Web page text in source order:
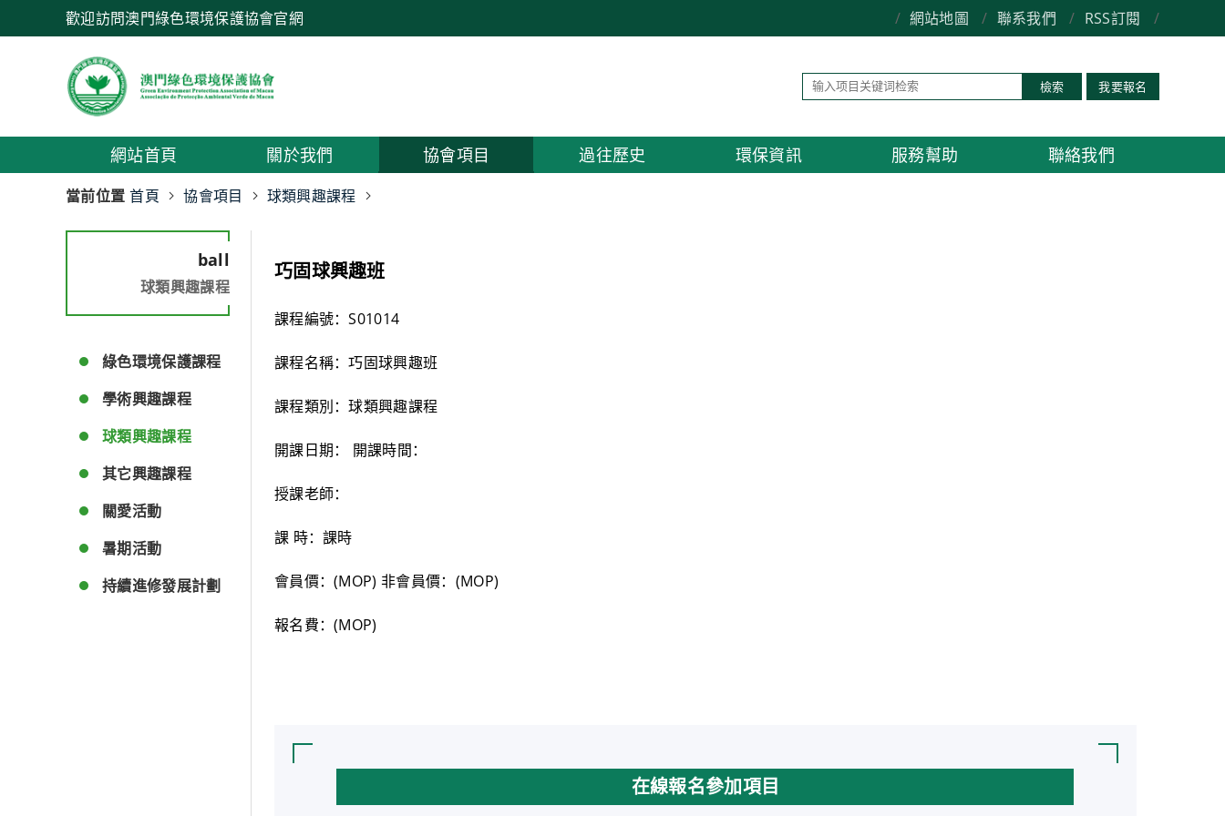
歡迎訪問澳門綠色環境保護協會官網 / 網站地圖 / 聯系我們 / RSS訂閱 /
檢索 我要報名
網站首頁 關於我們 協會項目 過往歷史 環保資訊 服務幫助 聯絡我們
當前位置 首頁 協會項目 球類興趣課程
ball
球類興趣課程
綠色環境保護課程
學術興趣課程
球類興趣課程
其它興趣課程
關愛活動
暑期活動
持續進修發展計劃
巧固球興趣班
課程編號：S01014
課程名稱：巧固球興趣班
課程類別：球類興趣課程
開課日期： 開課時間：
授課老師：
課 時：課時
會員價：(MOP) 非會員價：(MOP)
報名費：(MOP)
在線報名參加項目